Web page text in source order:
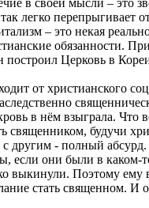
легко перепрыгивает
– это некая
обязанности.
Церковь в
от христианского
в нём взыграла. Что
будучи
другим - полный
если они были в
Поэтому ему
стать священном.